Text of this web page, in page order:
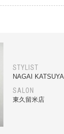
STYLIST
NAGAI KATSUYA
SALON
東久留米店